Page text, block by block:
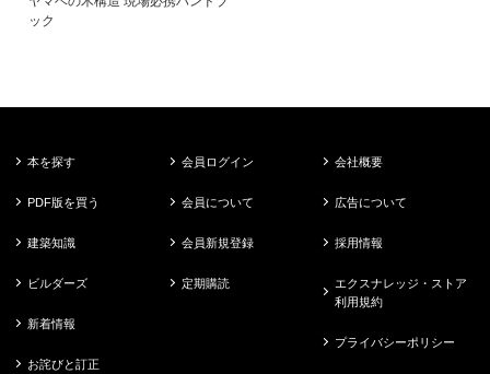
ック
本を探す
PDF版を買う
建築知識
ビルダーズ
新着情報
お詫びと訂正
会員ログイン
会員について
会員新規登録
定期購読
会社概要
広告について
採用情報
エクスナレッジ・ストア
利用規約
プライバシーポリシー